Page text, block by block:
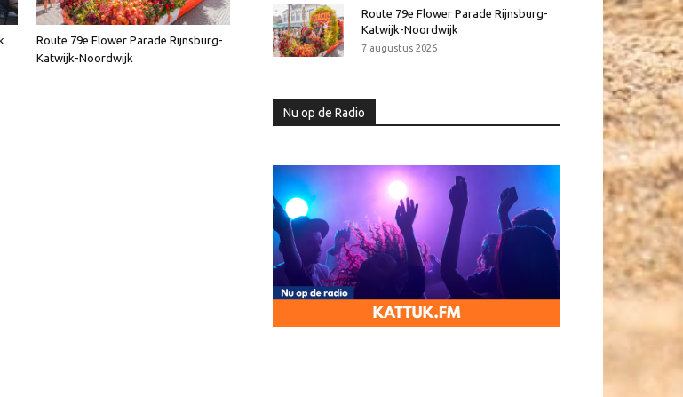
Route 79e Flower Parade Rijnsburg-
Katwijk-Noordwijk
Route 79e Flower Parade Rijnsburg-
Katwijk-Noordwijk
7 augustus 2026
Nu op de Radio